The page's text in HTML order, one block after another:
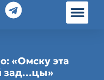
«Омску эта
зад…цы»